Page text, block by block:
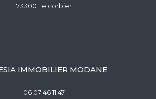
73300
le corbier
IMMOBILIER MODANE
06 07 46 11 47